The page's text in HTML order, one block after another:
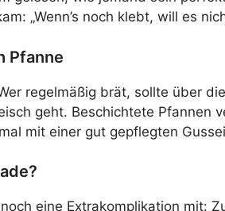
„Wenn’s noch klebt, will es
Pfanne
regelmäßig brät, sollte über
geht. Beschichtete Pfannen
mit einer gut gepflegten
eine Extrakomplikation mit: